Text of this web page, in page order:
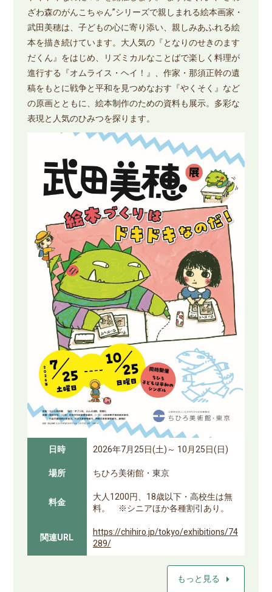
ざわ森のがんこちゃん”シリーズで親しまれる絵本画家・
武田美穂は、子どもの心に寄り添い、親しみあふれる絵
本を描き続けています。大人気の『となりのせきのます
だくん』をはじめ、リズミカルなことばで楽しく料理が
進行する『オムライス・ヘイ！』、作家・那須正幹の遺
稿をもとに戦争と平和を見つめなおす『やくそく』など
の原画とともに、絵本制作のための資料も展示。多彩な
表現と人気のひみつを探ります。
日時
2026年7月25日(土)～ 10月25日(日)
場所
ちひろ美術館・東京
料金
大人1200円、18歳以下・高校生は無
料。 ※シニアほか各種割引あり。
関連URL
https://chihiro.jp/tokyo/exhibitions/74
289/
もっと見る arrow_right